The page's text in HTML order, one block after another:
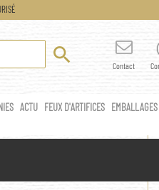
 Contact
ACTU FEUX D'ARTIFICES EMBALLAGES